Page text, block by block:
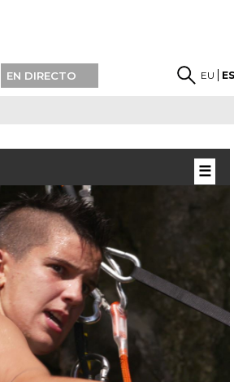
EN DIRECTO EU
☰